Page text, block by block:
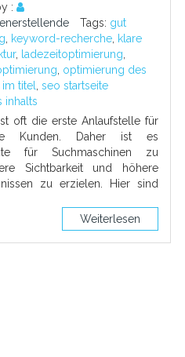
:
Tags: gut
keyword-recherche, klare
, ladezeitoptimierung
optimierung des
titel
seo startseite
inhalts
oft die erste Anlaufstelle für
Kunden. Daher ist es
für Suchmaschinen zu
Sichtbarkeit und höhere
zu erzielen. Hier sind
Weiterlesen